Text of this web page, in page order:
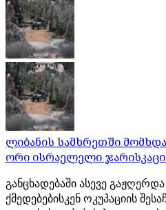
ლიბანის სამხრეთში
ორი ისრაელელი
განცხადებაში ასევე
ქმედებებისკენ ოკუპაციის